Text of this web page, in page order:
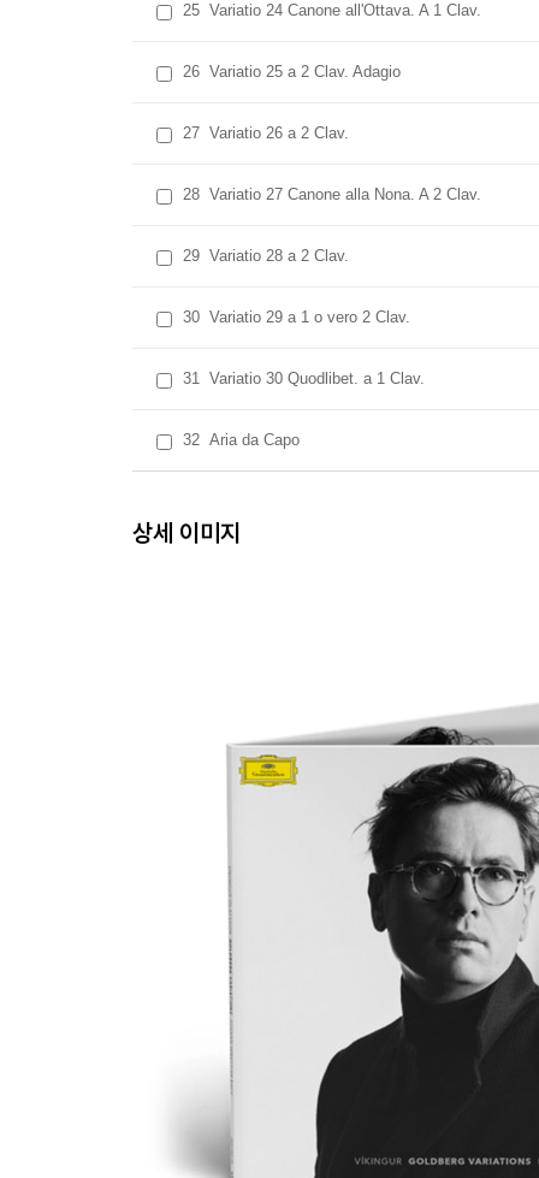
25 Variatio 24 Canone all'Ottava. A 1 Clav.
26 Variatio 25 a 2 Clav. Adagio
27 Variatio 26 a 2 Clav.
28 Variatio 27 Canone alla Nona. A 2 Clav.
29 Variatio 28 a 2 Clav.
30 Variatio 29 a 1 o vero 2 Clav.
31 Variatio 30 Quodlibet. a 1 Clav.
32 Aria da Capo
상세 이미지